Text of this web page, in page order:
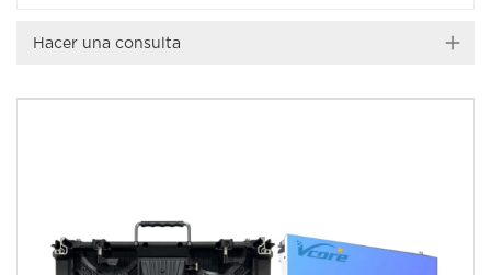
Hacer una consulta